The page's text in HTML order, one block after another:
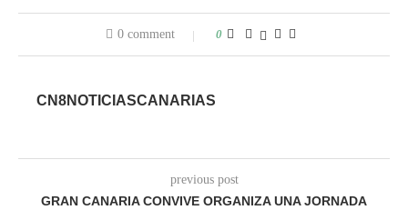
0 comment 0
CN8NOTICIASCANARIAS
previous post
GRAN CANARIA CONVIVE ORGANIZA UNA JORNADA